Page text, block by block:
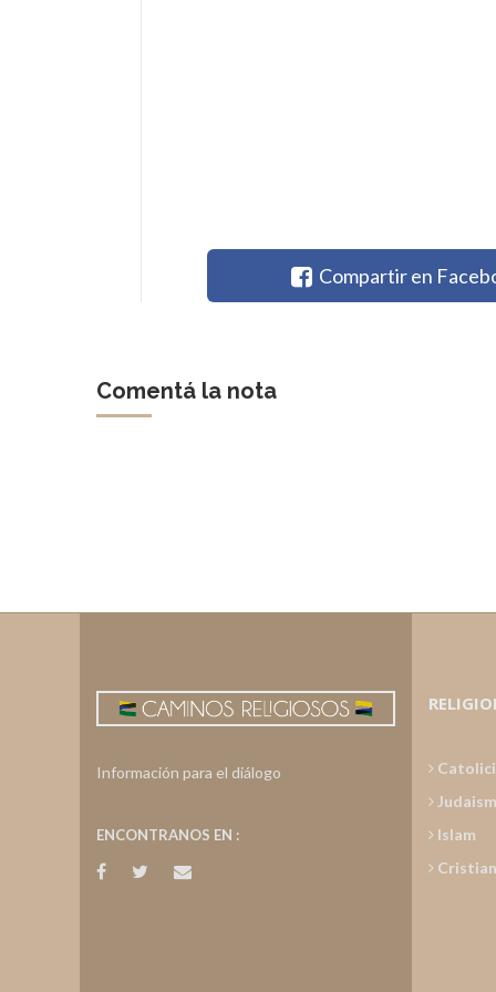
Compartir en
Comentá la nota
Información para el diálogo
ENCONTRANOS EN :
Islam